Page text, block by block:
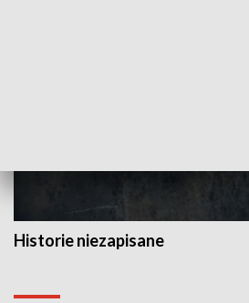
Historie niezapisane